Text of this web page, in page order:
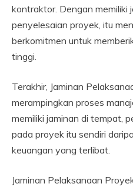
kontraktor. Dengan memiliki
penyelesaian proyek, itu
berkomitmen untuk
tinggi.
Terakhir, Jaminan
merampingkan proses
memiliki jaminan di tempat,
pada proyek itu sendiri
keuangan yang terlibat.
Jaminan Pelaksanaan